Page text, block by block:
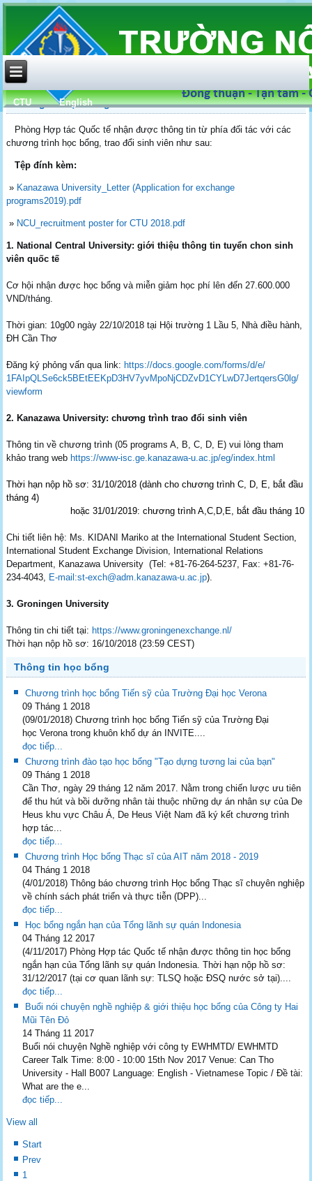
CTU English
Thông tin Học bổng - Trao đổi sinh viên
Phòng Hợp tác Quốc tế nhận được thông tin từ phía đối tác với các
chương trình học bổng, trao đổi sinh viên như sau:
Tệp đính kèm:
» Kanazawa University_Letter (Application for exchange
programs2019).pdf
» NCU_recruitment poster for CTU 2018.pdf
1. National Central University: giới thiệu thông tin tuyển chon sinh
viên quốc tế
Cơ hội nhận được học bổng và miễn giảm học phí lên đến 27.600.000
VND/tháng.
Thời gian: 10g00 ngày 22/10/2018 tại Hội trường 1 Lầu 5, Nhà điều hành,
ĐH Cần Thơ
Đăng ký phỏng vấn qua link: https://docs.google.com/forms/d/e/
1FAIpQLSe6ck5BEtEEKpD3HV7yvMpoNjCDZvD1CYLwD7JertqersG0lg/
viewform
2. Kanazawa University: chương trình trao đổi sinh viên
Thông tin về chương trình (05 programs A, B, C, D, E) vui lòng tham
khảo trang web https://www-isc.ge.kanazawa-u.ac.jp/eg/index.html
Thời hạn nộp hồ sơ: 31/10/2018 (dành cho chương trình C, D, E, bắt đầu
tháng 4)
hoặc 31/01/2019: chương trình A,C,D,E, bắt đầu tháng 10
Chi tiết liên hệ: Ms. KIDANI Mariko at the International Student Section,
International Student Exchange Division, International Relations
Department,
Kanazawa University (Tel: +81-76-264-5237, Fax: +81-76-
234-4043,
E-mail:st-exch@adm. kanazawa-u.ac.jp).
3. Groningen University
Thông tin chi tiết tại: https://www.groningenexchange.nl/
Thời hạn nộp hồ sơ: 16/10/2018 (23:59 CEST)
Thông tin học bổng
Chương trình học bổng Tiến sỹ của Trường Đại học Verona
09 Tháng 1 2018
(09/01/2018) Chương trình học bổng Tiến sỹ của Trường Đại
học Verona trong khuôn khổ dự án INVITE....
đọc tiếp...
Chương trình đào tạo học bổng "Tạo dựng tương lai của bạn"
09 Tháng 1 2018
Cần Thơ, ngày 29 tháng 12 năm 2017. Nằm trong chiến lược ưu tiên
để thu hút và bồi dưỡng nhân tài thuộc những dự án nhân sự của De
Heus khu vực Châu Á, De Heus Việt Nam đã ký kết chương trình
hợp tác...
đọc tiếp...
Chương trình Học bổng Thạc sĩ của AIT năm 2018 - 2019
04 Tháng 1 2018
(4/01/2018) Thông báo chương trình Học bổng Thạc sĩ chuyên nghiệp
về chính sách phát triển và thực tiễn (DPP)...
đọc tiếp...
Học bổng ngắn hạn của Tổng lãnh sự quán Indonesia
04 Tháng 12 2017
(4/11/2017) Phòng Hợp tác Quốc tế nhận được thông tin học bổng
ngắn hạn của Tổng lãnh sự quán Indonesia. Thời hạn nộp hồ sơ:
31/12/2017 (tại cơ quan lãnh sự: TLSQ hoặc ĐSQ nước sở tại)....
đọc tiếp...
Buổi nói chuyện nghề nghiệp & giới thiệu học bổng của Công ty Hai
Mũi Tên Đỏ
14 Tháng 11 2017
Buổi nói chuyện Nghề nghiệp với công ty EWHMTD/ EWHMTD
Career Talk Time: 8:00 - 10:00 15th Nov 2017 Venue: Can Tho
University - Hall B007 Language: English - Vietnamese Topic / Đề tài:
What are the e...
đọc tiếp...
View all
Start
Prev
1